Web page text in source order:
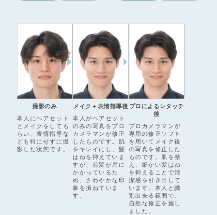
撮影のみ
本人にヘアセット
とメイクをしても
らい、表情指導な
ども特にせずに撮
影した状態です。
メイク＋表情指導後
本人がヘアセット
のみの写真をプロ
カメラマンが修正
したものです。肌
をキレイにし、髪
はねを抑えていま
すが、前髪が眉に
かかっているた
め、さわやかな印
象を損ねていま
す。
プロによるレタッチ
後
プロカメラマンが
専用の修正ソフト
を用いてメイク後
の写真を修正した
ものです。肌を整
え、細かい髪はね
を抑えることで清
潔感を引き出して
います。本人と識
別出来る範囲で、
自然な修正を施し
ました。